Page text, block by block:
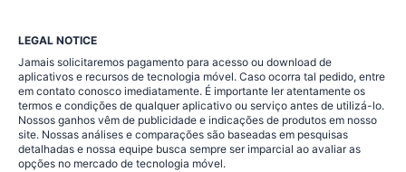
LEGAL NOTICE
Jamais solicitaremos pagamento para acesso ou download de
aplicativos e recursos de tecnologia móvel. Caso ocorra tal pedido, entre
em contato conosco imediatamente. É importante ler atentamente os
termos e condições de qualquer aplicativo ou serviço antes de utilizá-lo.
Nossos ganhos vêm de publicidade e indicações de produtos em nosso
site. Nossas análises e comparações são baseadas em pesquisas
detalhadas e nossa equipe busca sempre ser imparcial ao avaliar as
opções no mercado de tecnologia móvel.